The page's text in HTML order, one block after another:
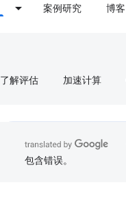
案例研究 博客
了解评估 加速计算
包含错误。